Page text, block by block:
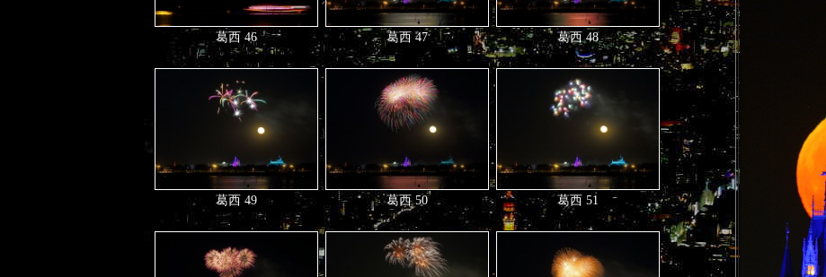
葛西 46 葛西 47 葛西 48
葛西 49 葛西 50 葛西 51